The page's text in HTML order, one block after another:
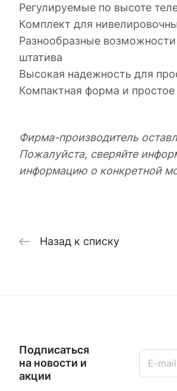
Регулируемые по высоте
Комплект для
Разнообразные
штатива
Высокая надежность для
Компактная форма и простое
Фирма-производитель
Пожалуйста, сверяйте
информацию о конкретной
Назад к списку
Подписаться
на новости и
акции